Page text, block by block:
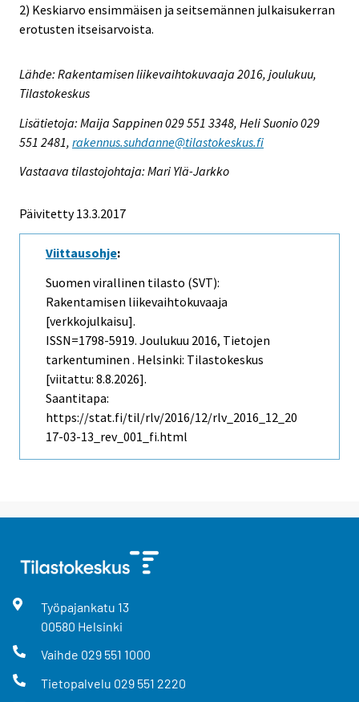
2) Keskiarvo ensimmäisen ja seitsemännen julkaisukerran
erotusten itseisarvoista.
Lähde: Rakentamisen liikevaihtokuvaaja 2016, joulukuu,
Tilastokeskus
Lisätietoja: Maija Sappinen 029 551 3348, Heli Suonio 029
551 2481, rakennus.suhdanne@tilastokeskus.fi
Vastaava tilastojohtaja: Mari Ylä-Jarkko
Päivitetty 13.3.2017
Viittausohje:
Suomen virallinen tilasto (SVT):
Rakentamisen liikevaihtokuvaaja
[verkkojulkaisu].
ISSN=1798-5919. Joulukuu 2016, Tietojen
tarkentuminen . Helsinki: Tilastokeskus
[viitattu: 8.8.2026].
Saantitapa:
https://stat.fi/til/rlv/2016/12/rlv_2016_12_20
17-03-13_rev_001_fi.html
Työpajankatu 13
00580 Helsinki
Vaihde 029 551 1000
Tietopalvelu 029 551 2220